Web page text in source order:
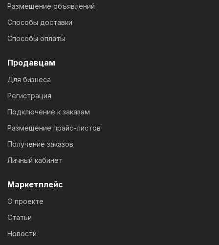
Размещение объявлений
Способы доставки
Способы оплаты
Продавцам
Для бизнеса
Регистрация
Подключение к заказам
Размещение прайс-листов
Получение заказов
Личный кабинет
Маркетплейс
О проекте
Статьи
Новости